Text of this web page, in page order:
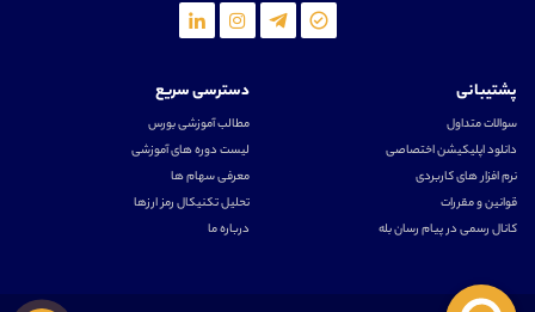
پشتیبانی
سوالات متداول
دانلود اپلیکیشن اختصاصی
نرم افزار های کاربردی
قوانین و مقررات
کانال رسمی در پیام رسان بله
دسترسی سریع
مطالب آموزشی بورس
لیست دوره های آموزشی
معرفی سهام ها
تحلیل تکنیکال رمز ارزها
درباره ما